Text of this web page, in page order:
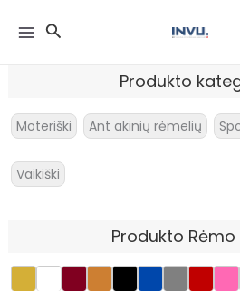
prie
Paieška
Produkto
Moteriški Ant akinių rėmelių
Vaikiški
Produkto
naujausią